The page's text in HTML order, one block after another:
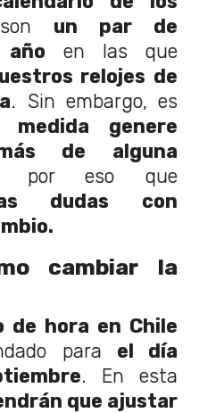
un par de
en las que
relojes de
. Sin embargo, es
genere
de alguna
eso que
dudas con
cambiar la
de hora en Chile
para el día
. En esta
que ajustar